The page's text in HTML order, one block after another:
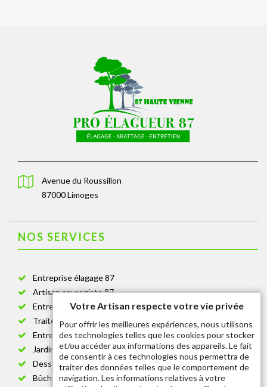
Avenue du Roussillon
87000 Limoges
NOS SERVICES
Entreprise élagage 87
Artisan paysagiste 87
Entreprise de jardinage 87
Traitement anti-chenille 87
Entreprise abattage arbre 87
Jardinier taille de haie 87
Dessouchage arbre et haie 87
Bûcheron 87
Votre Artisan respecte votre vie privée
Pour offrir les meilleures expériences, nous utilisons
des technologies telles que les cookies pour stocker
et/ou accéder aux informations des appareils. Le fait
de consentir à ces technologies nous permettra de
traiter des données telles que le comportement de
navigation. Les informations relatives à votre